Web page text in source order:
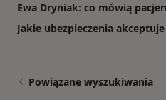
Ewa Dryniak: co mówią
Jakie ubezpieczenia
Powiązane wyszukiwania